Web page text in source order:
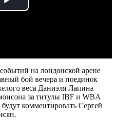
Play
на лондонской арене
бой вечера и поединок
веса Даниэля Лапина
за титулы IBF и WBA
комментировать Сергей